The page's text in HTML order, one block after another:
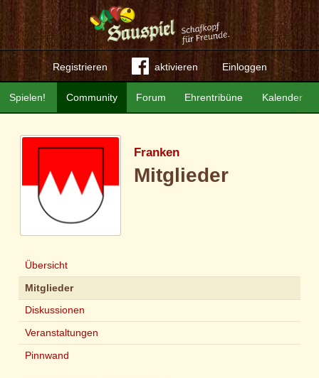
Registrieren aktivieren Einloggen
Community Forum Ehrentribüne Kalender
Spielen!
Franken
Mitglieder
Übersicht
Mitglieder
Diskussionen
Veranstaltungen
Pinnwand